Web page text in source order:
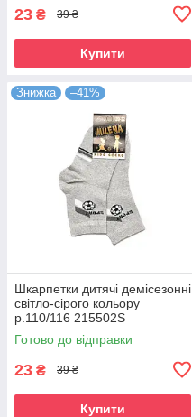
23 ₴ 39 ₴
Купити
Знижка –41%
Шкарпетки дитячі демісезонні
світло-сірого кольору
р.110/116 215502S
Готово до відправки
23 ₴ 39 ₴
Купити